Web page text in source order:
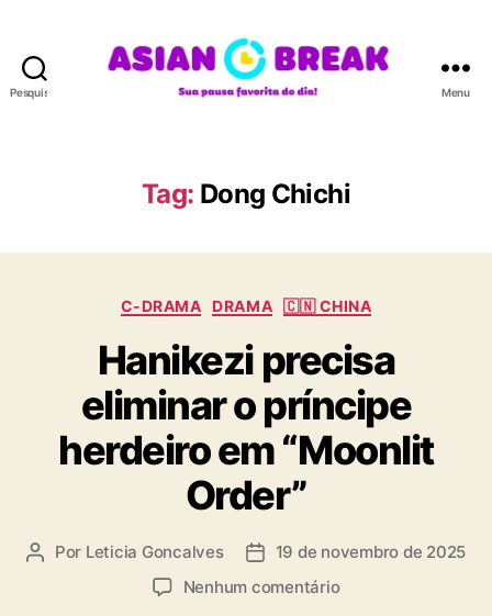
Pesquisar
A
N
R
A
Menu
Tag: Dong Chichi
C
t
e
g
o
r
i
a
C-DRAMA DRAMA 🇨🇳 CHINA
Hanikezi precisa
eliminar o príncipe
herdeiro em “Moonlit
Order”
A Por Leticia Goncalves
D 19 de novembro de 2025
Nenhum comentárioe